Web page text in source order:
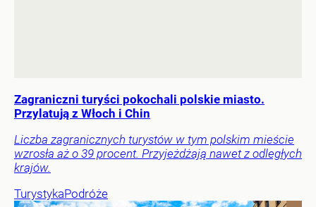
Zagraniczni turyści pokochali polskie miasto.
Przylatują z Włoch i Chin
Liczba zagranicznych turystów w tym polskim mieście
wzrosła aż o 39 procent. Przyjeżdżają nawet z odległych
krajów.
TurystykaPodróże